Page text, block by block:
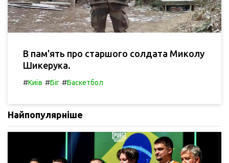
В пам'ять про старшого солдата Миколу
Шикерука.
#Київ #Біг #Баскетбол
Найпопулярніше